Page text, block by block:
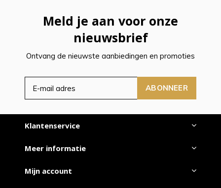
Meld je aan voor onze
nieuwsbrief
Ontvang de nieuwste aanbiedingen en promoties
ABONNEER
Klantenservice
Meer informatie
Mijn account